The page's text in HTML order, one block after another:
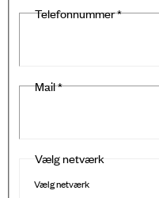
Telefonnummer*
Mail*
Vælg netværk
Vælg netværk